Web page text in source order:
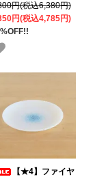
円(税込6,380円)
円(税込4,785円)
【★4】ファイヤ